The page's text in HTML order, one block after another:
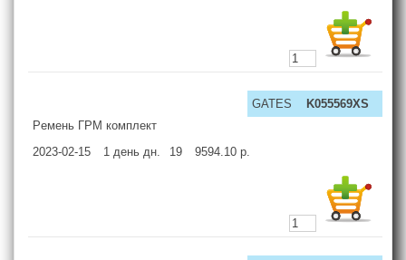
GATES
K055569XS
Pемень ГPМ комплект
2023-02-15
1 день дн. 19 9594.10 р.